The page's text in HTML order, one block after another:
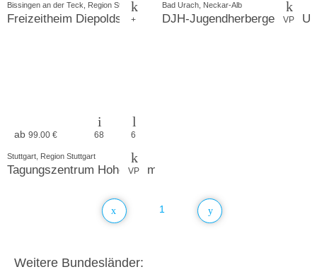
+
Bissingen an der Teck, Region Stuttgart
Freizeitheim Diepoldsburg VP
Bad Urach, Neckar-Alb
DJH-Jugendherberge Bad
ab 99.00 € 68 6
VP
Stuttgart, Region Stuttgart
Tagungszentrum Hohenheim
1
Weitere Bundesländer: